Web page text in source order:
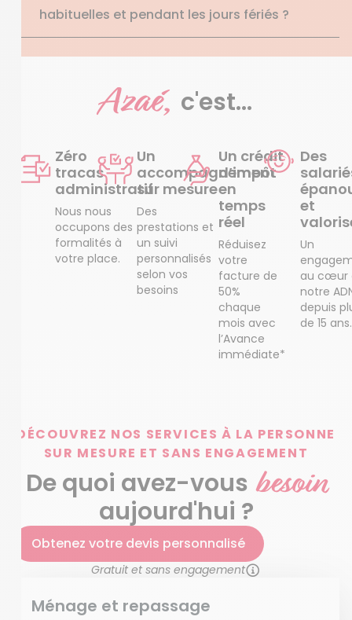
habituelles et pendant les jours fériés ?
Azaé, c'est...
Zéro
tracas
administratif
Nous nous
occupons des
formalités à
votre place.
Un
accompagnement
sur mesure
Des
prestations et
un suivi
personnalisés
selon vos
besoins
Un crédit
d’impôt
en
temps
réel
Réduisez
votre
facture de
50%
chaque
mois avec
l’Avance
immédiate*
Des
et
Un
au cœur
notre
depuis
de 15 ans.
DÉCOUVREZ NOS SERVICES À LA PERSONNE
SUR MESURE ET SANS ENGAGEMENT
De quoi avez-vous besoin
aujourd'hui ?
Obtenez votre devis personnalisé
Gratuit et sans engagement
Ménage et repassage